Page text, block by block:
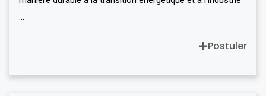
Postuler